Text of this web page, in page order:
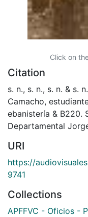
Click on
Citation
s. n., s. n., s. n. & s.
Camacho,
ebanistería & B220.
Departamental
URI
https://
9741
Collections
APFFVC - Oficios -